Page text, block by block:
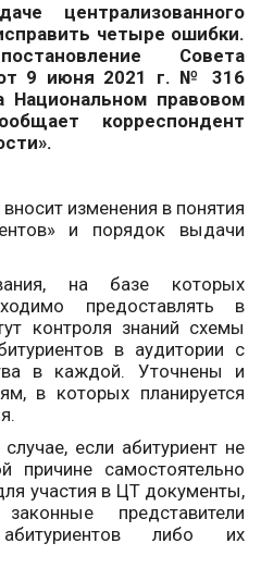
централизованного
четыре ошибки.
Совета
от 9 июня 2021 г. № 316
Национальном правовом
корреспондент
изменения в понятия
и порядок выдачи
на базе которых
предоставлять в
контроля знаний схемы
в аудитории с
в каждой. Уточнены и
в которых планируется
если абитуриент не
причине самостоятельно
участия в ЦТ документы,
представители
абитуриентов либо их